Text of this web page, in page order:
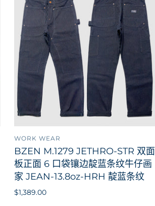
WORK WEAR
BZEN M.1279 JETHRO-STR 双面
板正面 6 口袋镶边靛蓝条纹牛仔画
家 JEAN-13.8oz-HRH 靛蓝条纹
$1,389.00